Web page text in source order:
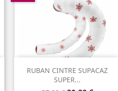
RUBAN CINTRE SUPACAZ
SUPER...